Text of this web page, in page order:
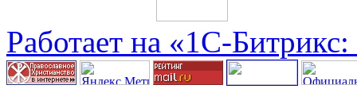
Работает на «1С-